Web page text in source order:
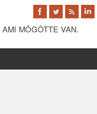
MÖGÖTTE VAN.